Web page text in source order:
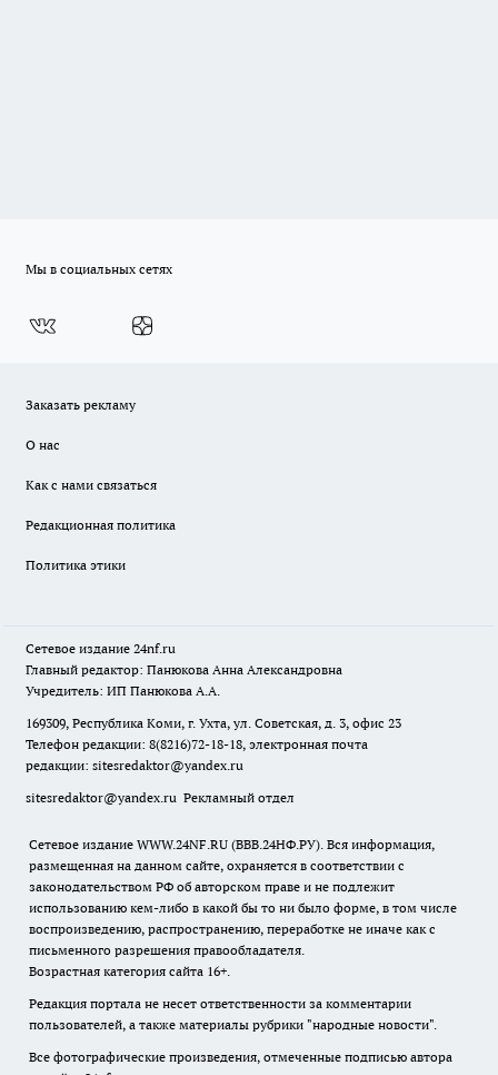
Мы в социальных сетях
Заказать рекламу
О нас
Как с нами связаться
Редакционная политика
Политика этики
Сетевое издание 24nf.ru
Главный редактор: Панюкова Анна Александровна
Учредитель: ИП Панюкова А.А.
169309, Республика Коми, г. Ухта, ул. Советская, д. 3, офис 23
Телефон редакции: 8(8216)72-18-18, электронная почта
редакции: sitesredaktor@yandex.ru
sitesredaktor@yandex.ru Рекламный отдел
Сетевое издание WWW.24NF.RU (ВВВ.24НФ.РУ). Вся информация,
размещенная на данном сайте, охраняется в соответствии с
законодательством РФ об авторском праве и не подлежит
использованию кем-либо в какой бы то ни было форме, в том числе
воспроизведению, распространению, переработке не иначе как с
письменного разрешения правообладателя.
Возрастная категория сайта 16+.
Редакция портала не несет ответственности за комментарии
пользователей, а также материалы рубрики "народные новости".
Все фотографические произведения, отмеченные подписью автора